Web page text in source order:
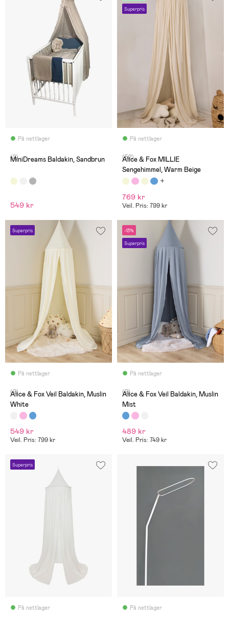
På nettlager
(2)
MiniDreams Baldakin, Sandbrun
549 kr
Superpris
På nettlager
(52)
Alice & Fox MILLIE
Sengehimmel, Warm Beige
769 kr
Veil. Pris: 799 kr
Superpris
På nettlager
(2)
Alice & Fox Veil Baldakin, Muslin
White
549 kr
Veil. Pris: 799 kr
-13%
Superpris
På nettlager
(2)
Alice & Fox Veil Baldakin, Muslin
Mist
489 kr
Veil. Pris: 749 kr
Superpris
På nettlager På nettlager